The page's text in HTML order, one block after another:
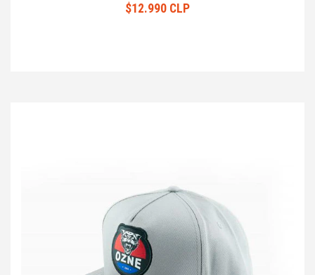
$12.990 CLP